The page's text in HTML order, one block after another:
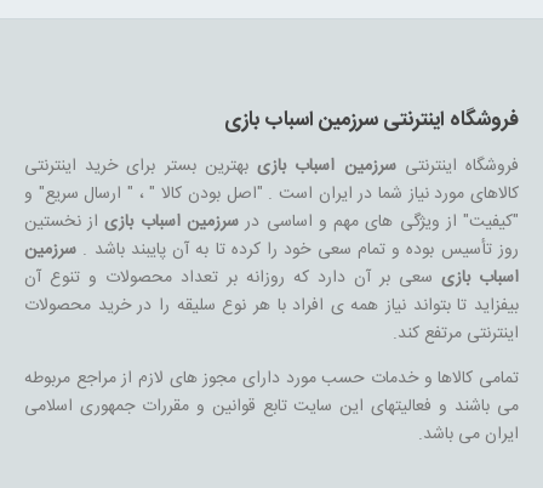
فروشگاه اینترنتی سرزمین اسباب بازی
فروشگاه اینترنتیسرزمین اسباب بازیبهترین بستر برای خرید اینترنتی
کالاهای مورد نیاز شما در ایران است . "اصل بودن کالا " ، " ارسال سریع" و
"کیفیت" از ویژگی های مهم و اساسی در سرزمین اسباب بازیاز نخستین
روز تأسیس بوده و تمام سعی خود را کرده تا به آن پایبند باشد .سرزمین
اسباب بازیسعی بر آن دارد که روزانه بر تعداد محصولات و تنوع آن
بیفزاید تا بتواند نیاز همه ی افراد با هر نوع سلیقه را در خرید محصولات
اینترنتی مرتفع کند.
تمامی کالاها و خدمات حسب مورد دارای مجوز های لازم از مراجع مربوطه
می باشند و فعالیتهای این سایت تابع قوانین و مقررات جمهوری اسلامی
ایران می باشد.